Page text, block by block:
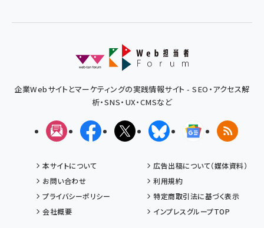
企業Webサイトとマーケティングの実践情報サイト - SEO・アクセス解
析・SNS・UX・CMSなど
メルマガFacebookX(エックス)BlueskyGoogleニュ
RSS
本サイトについて
広告出稿について（媒体資料）
お問い合わせ
利用規約
プライバシーポリシー
特定商取引法に基づく表示
会社概要
インプレスグループTOP